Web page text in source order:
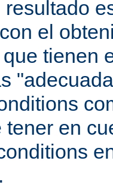
el
tienen
tener en